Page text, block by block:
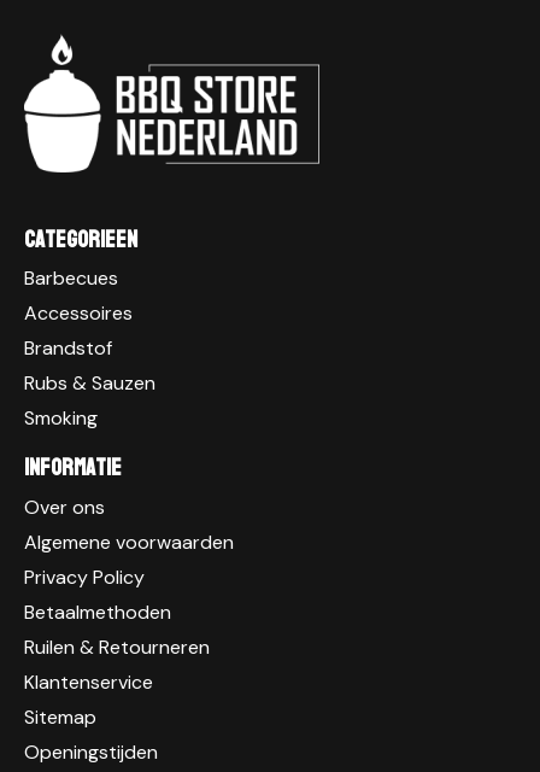
Categorieen
Barbecues
Accessoires
Brandstof
Rubs & Sauzen
Smoking
Informatie
Over ons
Algemene voorwaarden
Privacy Policy
Betaalmethoden
Ruilen & Retourneren
Klantenservice
Sitemap
Openingstijden